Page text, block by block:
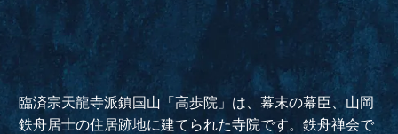
臨済宗天龍寺派鎮国山「高歩院」は、幕末の幕臣、山岡
鉄舟居士の住居跡地に建てられた寺院です。鉄舟禅会で